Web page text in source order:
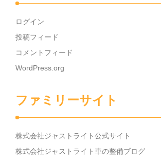
ログイン
投稿フィード
コメントフィード
WordPress.org
ファミリーサイト
株式会社ジャストライト公式サイト
株式会社ジャストライト車の整備ブログ